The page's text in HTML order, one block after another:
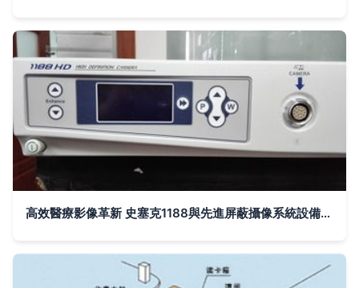
高效醫療影像革新 史塞克1188與先進屏蔽攝像系統設備解析